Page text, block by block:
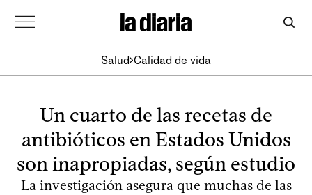
Salud Calidad de vida
Un cuarto de las recetas de
antibióticos en Estados Unidos
son inapropiadas, según estudio
La investigación asegura que muchas de las